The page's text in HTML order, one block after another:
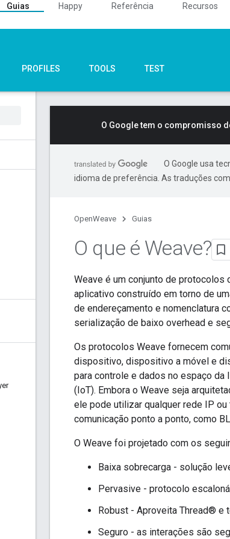
Guias Happy Referência
Recursos
PROFILES TOOLS TEST
O Google tem o compromisso
O Google usa
idioma de preferência. As traduções
OpenWeave Guias
O que é Weave?
Weave é um conjunto de protocolos
aplicativo construído em torno de
de endereçamento e nomenclatura
serialização de baixo overhead e
Os protocolos Weave fornecem
dispositivo, dispositivo a móvel e
para controle e dados no espaço da
(IoT). Embora o Weave seja
ele pode utilizar qualquer rede IP
comunicação ponto a ponto, como
O Weave foi projetado com os
Baixa sobrecarga - solução
Pervasive - protocolo
Robust - Aproveita Thread® e
Seguro - as interações são